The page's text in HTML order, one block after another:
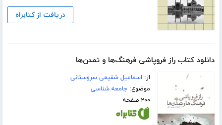
دریافت از کتابراه
دانلود کتاب راز فروپاشی فرهنگ‌ها و تمدن‌ها
از: اسماعیل شفیعی سروستانی
موضوع:جامعه شناسی
۲۰۰ صفحه